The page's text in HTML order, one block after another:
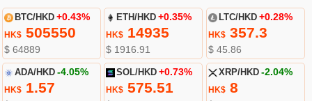
BTC/HKD +0.43%
HK$505550
$ 64889
ETH/HKD +0.35%
HK$ 14935
$ 1916.91
LTC/HKD +0.28%
HK$357.3
$ 45.86
ADA/HKD -4.05%
HK$1.57
SOL/HKD +0.73%
HK$ 575.51
XRP/HKD -2.04%
HK$8